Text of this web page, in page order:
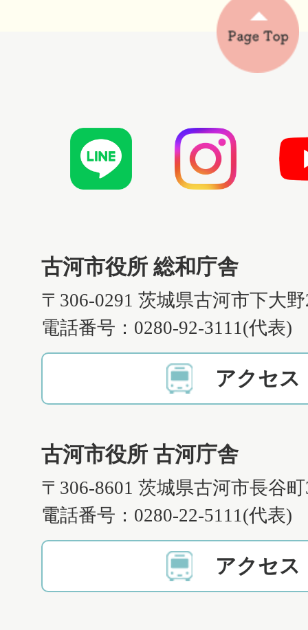
古河市役所 総和庁舎
〒306-0291 茨城県古河市下大
電話番号：0280-92-3111(代表)
アクセス
古河市役所 古河庁舎
〒306-8601 茨城県古河市長谷
電話番号：0280-22-5111(代表)
アクセス